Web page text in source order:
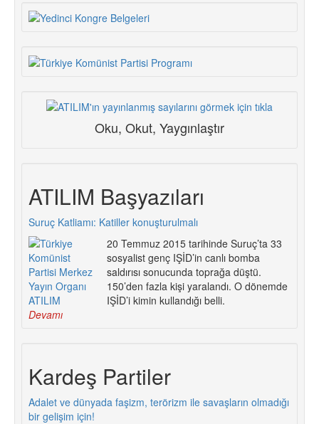
Oku, Okut, Yaygınlaştır
ATILIM Başyazıları
Suruç Katliamı: Katiller konuşturulmalı
20 Temmuz 2015 tarihinde Suruç’ta 33
sosyalist genç IŞİD’in canlı bomba
saldırısı sonucunda toprağa düştü.
150’den fazla kişi yaralandı. O dönemde
IŞİD’i kimin kullandığı belli.
Devamı
Kardeş Partiler
Adalet ve dünyada faşizm, terörizm ile savaşların olmadığı
bir gelişim için!